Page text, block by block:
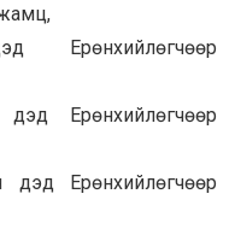
Ерөнхийлөгчөөр
Ерөнхийлөгчөөр
дэд Ерөнхийлөгчөөр